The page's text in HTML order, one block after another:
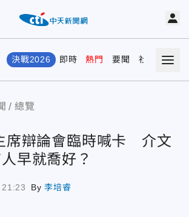
決戰2026 即時 熱門 要聞 社會 娛樂
總覽
席辯論會臨時喊卡 介文
早就喬好？
By李培睿